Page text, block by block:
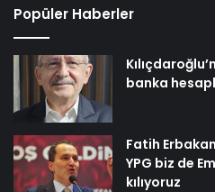
Popüler Haberler
banka
Fatih
YPG biz de
kılıyoruz